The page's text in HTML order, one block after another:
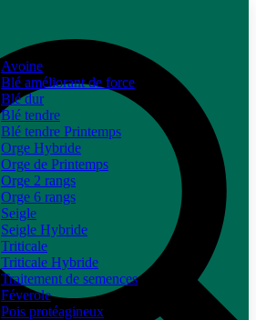
Avoine
Blé améliorant de force
Blé dur
Blé tendre
Blé tendre Printemps
Orge Hybride
Orge de Printemps
Orge 2 rangs
Orge 6 rangs
Seigle
Seigle Hybride
Triticale
Triticale Hybride
Traitement de semences
Féverole
Pois protéagineux